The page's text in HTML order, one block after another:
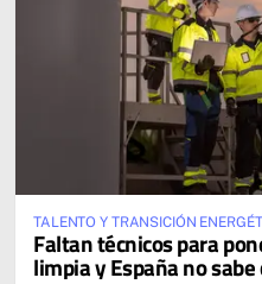
TALENTO Y TRANSICIÓN
Faltan técnicos para
limpia y España no